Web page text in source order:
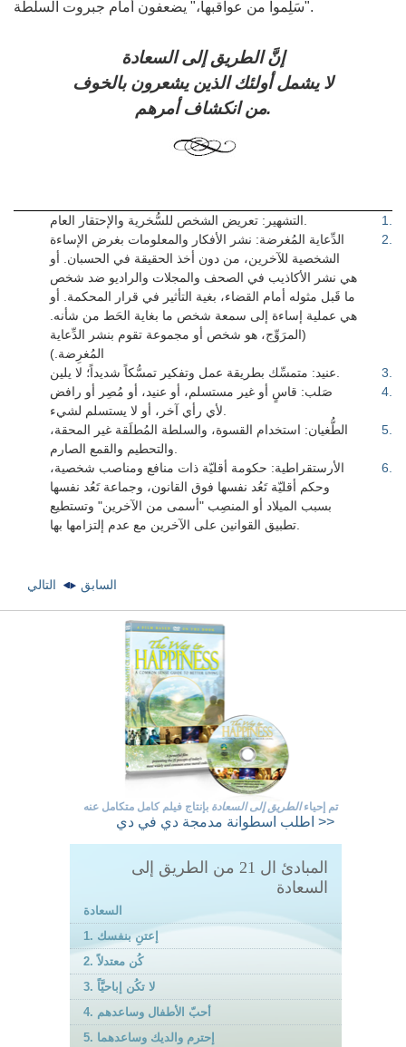
"سَلِموا من عواقبها،" يضعفون أمام جبروت السلطة.
إنَّ الطريق إلى السعادة
لا يشمل أولئك الذين يشعرون بالخوف
من انكشاف أمرهم.
1
2
الدِّعاية المُغرضة: نشر الأفكار والمعلومات بغرض الإساءة
الشخصية للآخرين، من دون أخذ الحقيقة في الحسبان. أو
هي نشر الأكاذيب في الصحف والمجلات والراديو ضد شخص
ما قَبل مثوله أمام القضاء، بغية التأثير في قرار المحكمة. أو
هي عملية إساءة إلى سمعة شخص ما بغاية الحَط من شأنه.
(المرَوِّج، هو شخص أو مجموعة تقوم بنشر الدِّعاية
المُغرِضة.)
3
4
صَلب: قاسٍ أو غير مستسلم، أو عنيد، أو مُصِر أو رافض
5
الطُّغيان: استخدام القسوة، والسلطة المُطلَقة غير المحقة،
6
الأرستقراطية: حكومة أقليّة ذات منافع ومناصب شخصية،
وحكم أقليّة تَعُد نفسها فوق القانون، وجماعة تَعُد نفسها
بسبب الميلاد أو المنصِب "أسمى من الآخرين" وتستطيع
تم إحياءالطريق إلى السعادة بإنتاج فيلم كامل متكامل عنه
اطلب اسطوانة مدمجة دي في دي >>
المبادئ ال 21 من الطريق إلى
السعادة
السعادة
1. إعتنِ بنفسك
2. كُن معتدلاً
3. لا تكُن إباحيَّاً
4. أحبّ الأطفال وساعدهم
5. إحترم والديك وساعدهما